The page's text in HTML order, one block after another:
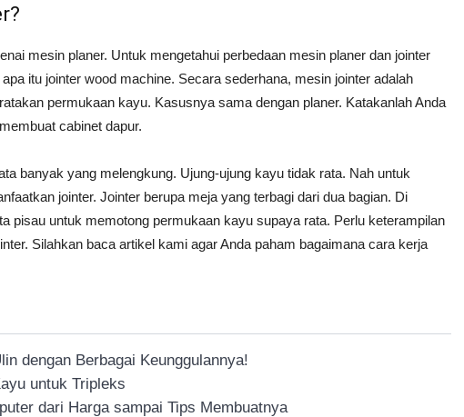
mesin planer. Untuk mengetahui perbedaan mesin planer dan jointer
itu jointer wood machine. Secara sederhana, mesin jointer adalah
permukaan kayu. Kasusnya sama dengan planer. Katakanlah Anda
cabinet dapur.
banyak yang melengkung. Ujung-ujung kayu tidak rata. Nah untuk
jointer. Jointer berupa meja yang terbagi dari dua bagian. Di
pisau untuk memotong permukaan kayu supaya rata. Perlu keterampilan
Silahkan baca artikel kami agar Anda paham bagaimana cara kerja
dengan Berbagai Keunggulannya!
untuk Tripleks
dari Harga sampai Tips Membuatnya